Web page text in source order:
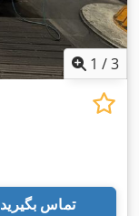
1 /3
تماس بگیرید